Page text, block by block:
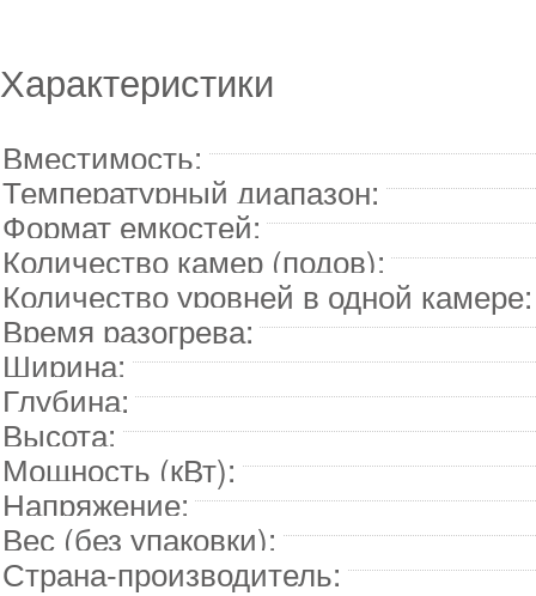
Характеристики
Вместимость:
Температурный диапазон:
Формат емкостей:
Количество камер (подов):
Количество уровней в одной камере:
Время разогрева:
Ширина:
Глубина:
Высота:
Мощность (кВт):
Напряжение:
Вес (без упаковки):
Страна-производитель: